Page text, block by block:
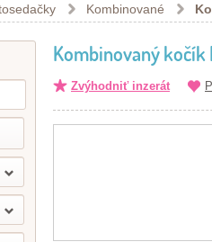
Kombinované
Kombinovaný kočík
Zvýhodniť inzerát